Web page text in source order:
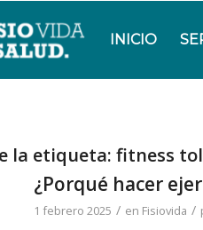
INICIO
la etiqueta: fitness
¿Porqué hacer
1 febrero 2025 / en Fisiovida /